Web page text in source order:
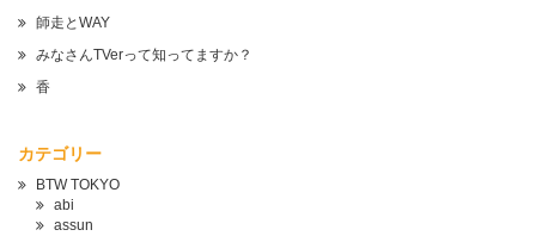
師走とWAY
みなさんTVerって知ってますか？
香
カテゴリー
BTW TOKYO
abi
assun